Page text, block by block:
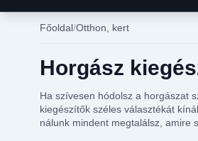
Főoldal Otthon, kert
Horgász
Ha szívesen hódolsz a horgászat
kiegészítők széles választékát
nálunk mindent megtalálsz, amire